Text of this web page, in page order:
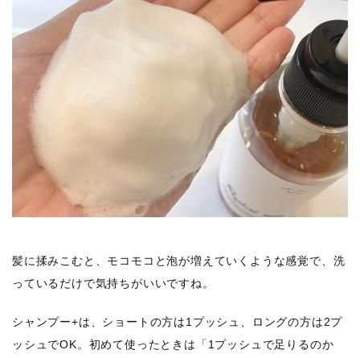
髪に揉みこむと、モコモコと泡が増えていくような感覚で、洗
っているだけで気持ちがいいですね。
シャンプー+は、ショートの方は1プッシュ、ロングの方は2プ
ッシュでOK。初めて使ったときは「1プッシュで足りるのか